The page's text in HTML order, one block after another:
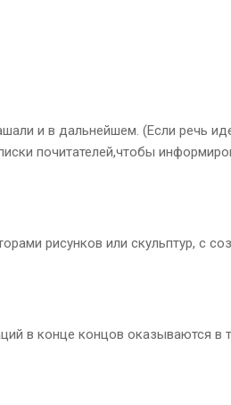
и в дальнейшем. (Если речь
почитателей,чтобы
рисунков или скульптур, с
в конце концов оказываются